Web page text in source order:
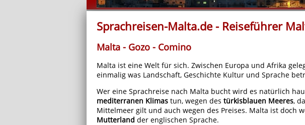
Sprachreisen-Malta.de - Reiseführer
Malta - Gozo - Comino
Malta ist eine Welt für sich. Zwischen Europa und Afrika
einmalig was Landschaft, Geschichte Kultur und Sprache
Wer eine Sprachreise nach Malta bucht wird es natürlich
mediterranen Klimas tun, wegen des türkisblauen Meeres,
Mittelmeer gilt und auch wegen des Preises. Malta ist doch
Mutterland der englischen Sprache.